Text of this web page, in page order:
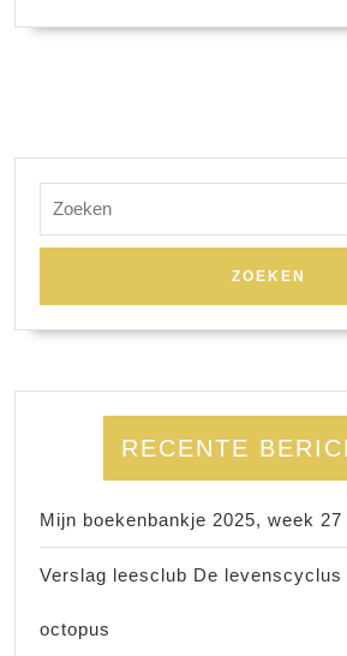
naar:
RECENTE
Mijn boekenbankje 2025, week 27
Verslag leesclub De levenscyclus
octopus